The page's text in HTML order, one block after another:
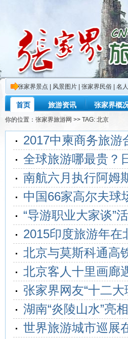
张家界景点 风景图片 张家界民俗 名
首页 旅游资讯 张家界概
你的位置： 张家界旅游网 >> TAG: 北京
2017中柬商务旅游
全球旅游哪最贵？
南航六月执行阿姆
中国66家高尔夫球
“导游职业大家谈”
2015印度旅游年在
北京与莫斯科通高
北京客人十里画廊
张家界网友“十二
湖南“炎陵山水”亮
世界旅游城市巡展